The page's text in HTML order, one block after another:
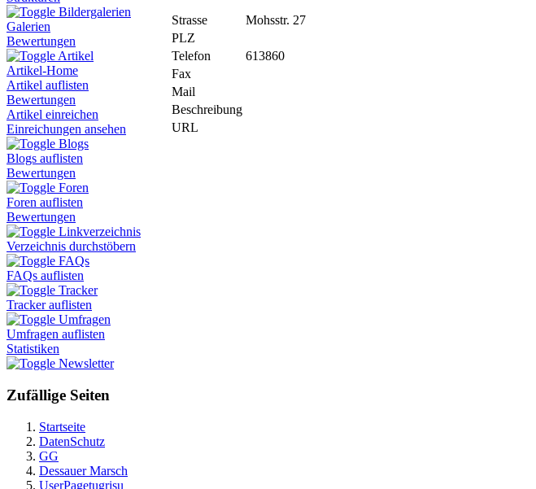
Bildergalerien
Galerien
Bewertungen
Artikel
Artikel-Home
Artikel auflisten
Bewertungen
Artikel einreichen
Einreichungen ansehen
Blogs
Blogs auflisten
Bewertungen
Foren
Foren auflisten
Bewertungen
Linkverzeichnis
Verzeichnis durchstöbern
FAQs
FAQs auflisten
Tracker
Tracker auflisten
Umfragen
Umfragen auflisten
Statistiken
Newsletter
Zufällige Seiten
Startseite
DatenSchutz
GG
Dessauer Marsch
UserPagetugrisu
Strasse
Mohsstr. 27
PLZ
Telefon
613860
Fax
Mail
Beschreibung
URL